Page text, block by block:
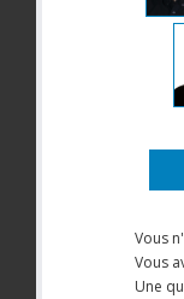
Vous
Vous
Une